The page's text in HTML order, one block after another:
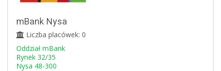
mBank Nysa
Liczba placówek: 0
Oddział mBank
Rynek 32/35
Nysa 48-300